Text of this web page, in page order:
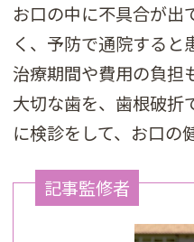
お口の中に不具合が出
く、予防で通院すると
治療期間や費用の負担
大切な歯を、歯根破折
に検診をして、お口の
記事監修者